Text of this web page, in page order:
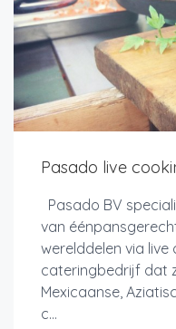
Pasado live
Pasado BV
van
werelddelen via live
cateringbedrijf dat
Mexicaanse,
c...